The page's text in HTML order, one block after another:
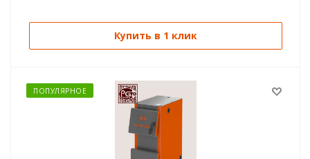
Купить в 1 клик
ПОПУЛЯРНОЕ